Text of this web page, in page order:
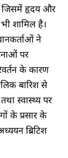
जिसमें हृदय और
शामिल है।
ने
पर
के कारण
बारिश से
स्वास्थ्य पर
के प्रसार के
ब्रिटिश